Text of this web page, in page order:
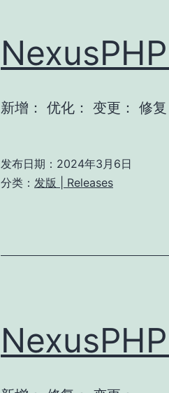
新增： 优化： 变更： 修复
发布日期： 2024年3月6日
分类： 发版 | Releases